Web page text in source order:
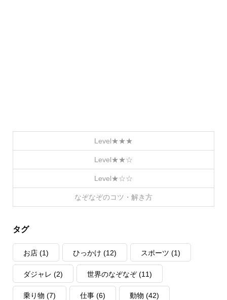
Level★★★
Level★★☆
Level★☆☆
なぞなぞのコツ・解き方
タグ
お店(1) ひっかけ (12) スポーツ (1)
ダジャレ (2) 世界のなぞなぞ(11)
乗り物 (7) 仕事(6) 動物 (42)